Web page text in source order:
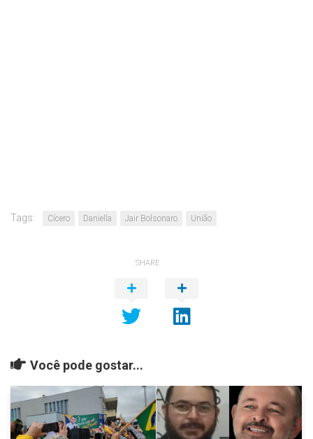
Tags: Cícero Daniella Jair Bolsonaro União
SHARE
Você pode gostar...